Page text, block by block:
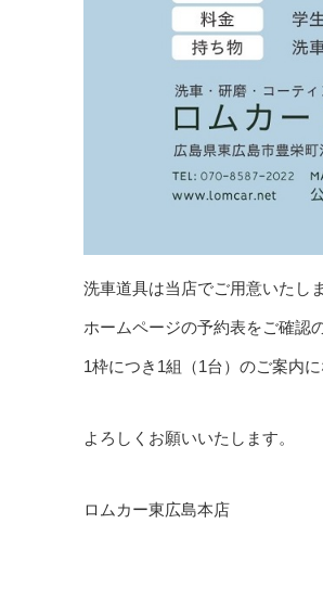
洗車道具は当店でご用意いたし
ホームページの予約表をご確認
1枠につき1組（1台）のご案内に
よろしくお願いいたします。
ロムカー東広島本店